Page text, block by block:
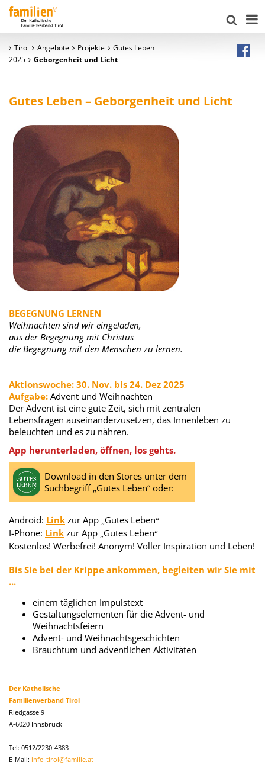
Tirol Angebote Projekte
Gutes Leben
2025
Geborgenheit und Licht
Gutes Leben – Geborgenheit und Licht
BEGEGNUNG LERNEN
Weihnachten sind wir eingeladen,
aus der Begegnung mit Christus
die Begegnung mit den Menschen zu lernen.
Aktionswoche: 30. Nov. bis 24. Dez 2025
Aufgabe: Advent und Weihnachten
Der Advent ist eine gute Zeit, sich mit zentralen
Lebensfragen auseinanderzusetzen, das Innenleben zu
beleuchten und es zu nähren.
App herunterladen, öffnen, los gehts.
Download in den Stores unter dem
Suchbegriff „Gutes Leben“ oder:
Android: Link zur App „Gutes Leben“
I-Phone: Link zur App „Gutes Leben“
Kostenlos! Werbefrei! Anonym! Voller Inspiration und Leben!
Bis Sie bei der Krippe ankommen, begleiten wir Sie mit
...
einem täglichen Impulstext
Gestaltungselementen für die Advent- und
Weihnachtsfeiern
Advent- und Weihnachtsgeschichten
Brauchtum und adventlichen Aktivitäten
Der Katholische
Familienverband Tirol
Riedgasse 9
A-6020 Innsbruck
Tel: 0512/2230-4383
E-Mail: info-tirol@familie.at